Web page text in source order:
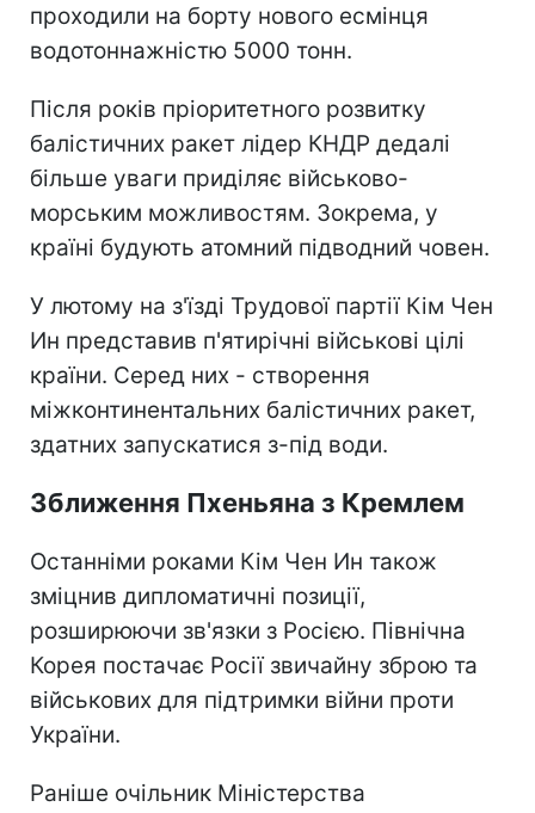
проходили на борту нового есмінця
водотоннажністю 5000 тонн.
Після років пріоритетного розвитку
балістичних ракет лідер КНДР дедалі
більше уваги приділяє військово-
морським можливостям. Зокрема, у
країні будують атомний підводний човен.
У лютому на з'їзді Трудової партії Кім Чен
Ин представив п'ятирічні військові цілі
країни. Серед них - створення
міжконтинентальних балістичних ракет,
здатних запускатися з-під води.
Зближення Пхеньяна з Кремлем
Останніми роками Кім Чен Ин також
зміцнив дипломатичні позиції,
розширюючи зв'язки з Росією. Північна
Корея постачає Росії звичайну зброю та
військових для підтримки війни проти
України.
Раніше очільник Міністерства